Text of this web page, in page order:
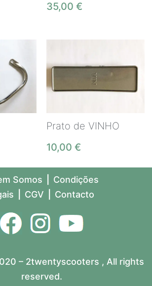
35,00 €
Prato de VINHO
10,00 €
Somos
Condições
CGV Contacto
– 2twentyscooters , All rights
reserved.